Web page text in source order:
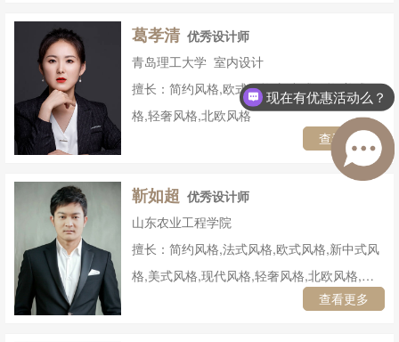
葛孝清优秀设计师
青岛理工大学 室内设计
擅长：简约风格,欧式风格,新中式风格,美式风
格,轻奢风格,北欧风格
查看更多
靳如超 优秀设计师
山东农业工程学院
擅长：简约风格,法式风格,欧式风格,新中式风
格,美式风格,现代风格,轻奢风格,北欧风格,简
欧风格,奶油风格,日式风格,地中海风格,混搭风
查看更多
现在有优惠活动么？